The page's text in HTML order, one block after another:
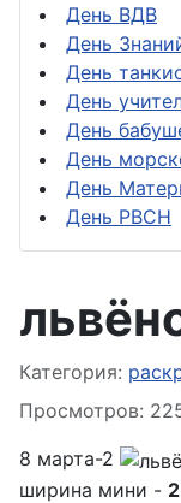
День ВДВ
День
День
День
День
День
День
День РВСН
Информация о
Категория:
Просмотров:
8 марта-2
ширина мини -